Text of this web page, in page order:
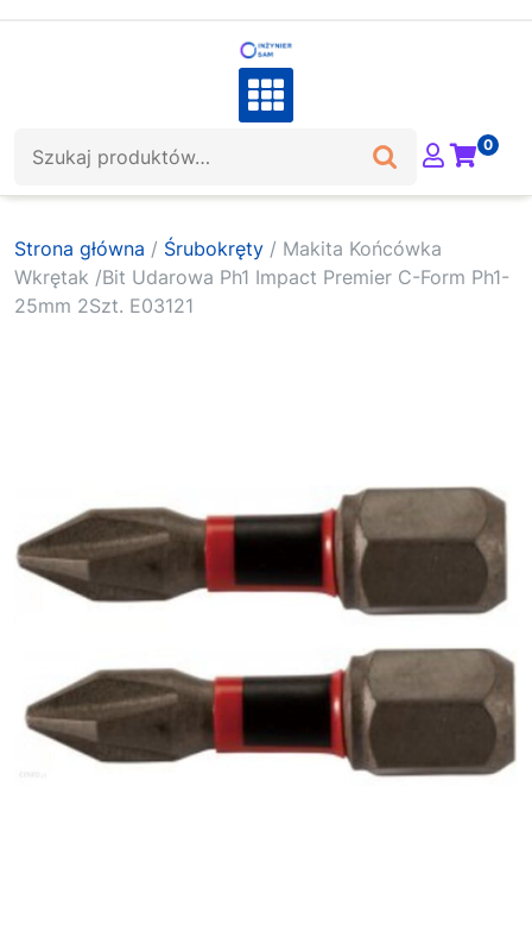
0
Strona główna / Śrubokręty / Makita Końcówka
Wkrętak /Bit Udarowa Ph1 Impact Premier C-Form Ph1-
25mm 2Szt. E03121